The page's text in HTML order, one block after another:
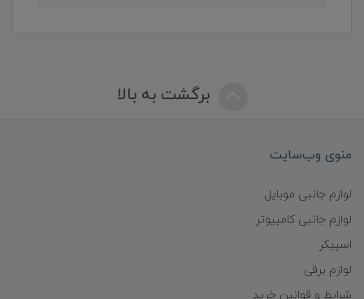
برگشت به بالا
منوی وب‌سایت
لوازم جانبی موبایل
لوازم جانبی کامپیوتر
اسپیکر
لوازم برقی
شرایط و قوانین خرید